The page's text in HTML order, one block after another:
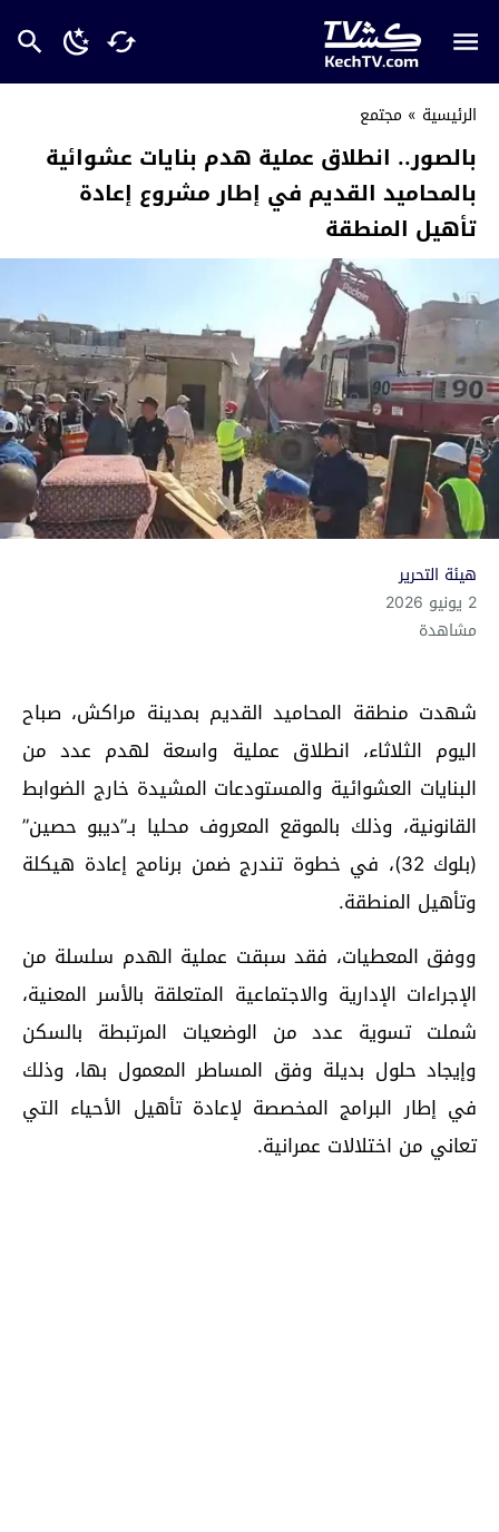
الرئيسية » مجتمع
بالصور.. انطلاق عملية هدم بنايات عشوائية
بالمحاميد القديم في إطار مشروع إعادة
تأهيل المنطقة
هيئة التحرير
2 يونيو 2026
مشاهدة
شهدت منطقة المحاميد القديم بمدينة مراكش، صباح
اليوم الثلاثاء، انطلاق عملية واسعة لهدم عدد من
البنايات العشوائية والمستودعات المشيدة خارج الضوابط
القانونية، وذلك بالموقع المعروف محليا بـ”ديبو حصين”
(بلوك 32)، في خطوة تندرج ضمن برنامج إعادة هيكلة
وتأهيل المنطقة.
ووفق المعطيات، فقد سبقت عملية الهدم سلسلة من
الإجراءات الإدارية والاجتماعية المتعلقة بالأسر المعنية،
شملت تسوية عدد من الوضعيات المرتبطة بالسكن
وإيجاد حلول بديلة وفق المساطر المعمول بها، وذلك
في إطار البرامج المخصصة لإعادة تأهيل الأحياء التي
تعاني من اختلالات عمرانية.